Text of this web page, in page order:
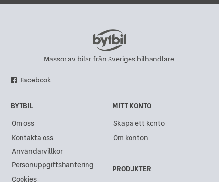
Massor av bilar från Sveriges bilhandlare.
Facebook
BYTBIL
Om oss
Kontakta oss
Användarvillkor
Personuppgiftshantering
Cookies
MITT KONTO
Skapa ett konto
Om konton
PRODUKTER